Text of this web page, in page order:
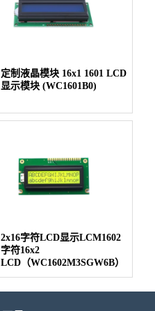
定制液晶模块 16x1 1601 LCD
显示模块 (WC1601B0)
2x16字符LCD显示LCM1602
字符16x2
LCD（WC1602M3SGW6B）